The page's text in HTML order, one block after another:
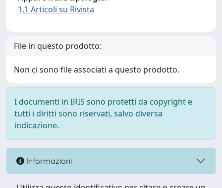
1.1 Articoli su Rivista
File in questo prodotto:
Non ci sono file associati a questo prodotto.
I documenti in IRIS sono protetti da copyright e
tutti i diritti sono riservati, salvo diversa
indicazione.
Informazioni